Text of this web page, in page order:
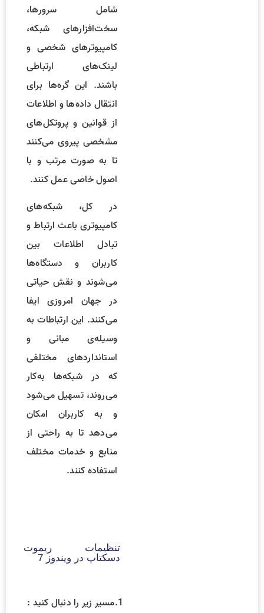
شامل سرورها،
سخت‌افزارهای شبکه،
کامپیوترهای شخصی و
لینک‌های ارتباطی
باشند. این گره‌ها برای
انتقال داده‌ها و اطلاعات
از قوانین و پروتکل‌های
مشخصی پیروی می‌کنند
تا به صورت مرتب و با
اصول خاصی عمل کنند.
در کل، شبکه‌های
کامپیوتری باعث ارتباط و
تبادل اطلاعات بین
کاربران و دستگاه‌ها
می‌شوند و نقش حیاتی
در جهان امروزی ایفا
می‌کنند. این ارتباطات به
وسیله‌ی مبانی و
استانداردهای مختلفی
که در شبکه‌ها به‌کار
می‌روند، تسهیل می‌شود
و به کاربران امکان
می‌دهد تا به راحتی از
منابع و خدمات مختلف
استفاده کنند.
تنظیمات ریموت
دسکتاپ در ویندوز 7
1.مسیر زیر را دنبال کنید :